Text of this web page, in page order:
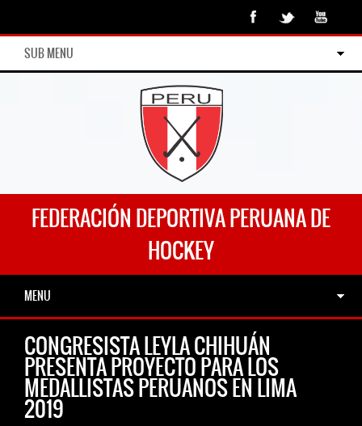
SUB MENU
FEDERACIÓN DEPORTIVA PERUANA DE
HOCKEY
MENU
CONGRESISTA LEYLA CHIHUÁN
PRESENTA PROYECTO PARA LOS
MEDALLISTAS PERUANOS EN LIMA
2019